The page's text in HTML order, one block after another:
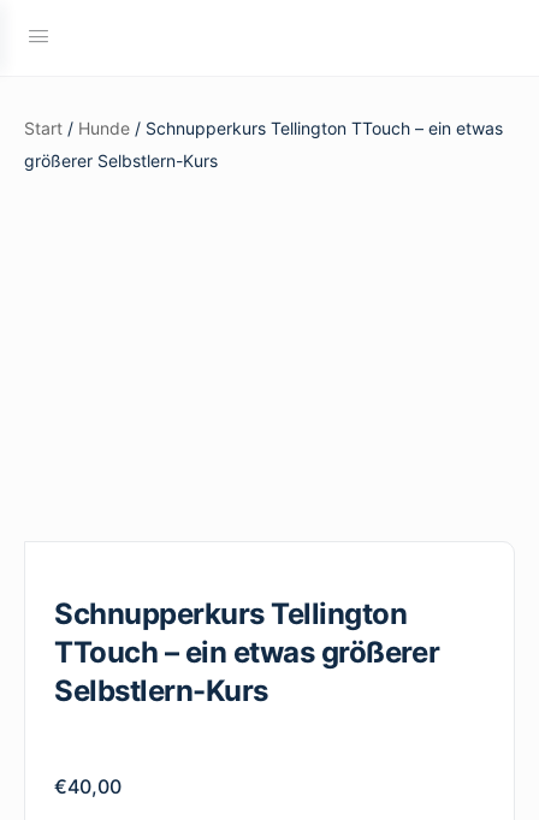
Start / Hunde / Schnupperkurs Tellington TTouch – ein etwas
größerer Selbstlern-Kurs
Schnupperkurs Tellington
TTouch – ein etwas größerer
Selbstlern-Kurs
€40,00